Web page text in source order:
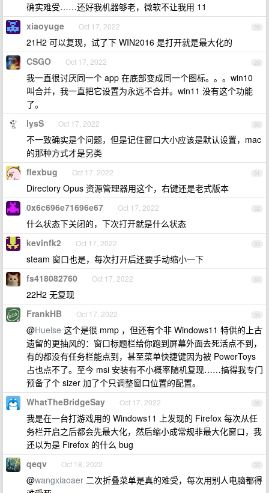
确实难受……还好我机器够老，微软不让我用 11
28
xiaoyuge Oct 17, 2022
21H2 可以复现，试了下 WIN2016 是打开就是最大化的
29
CSGO Oct 17, 2022
我一直很讨厌同一个 app 在底部变成同一个图标。。。win10
叫合并，我一直把它设置为永远不合并。win11 没有这个功能
了。
30
lysS Oct 17, 2022
不一致确实是个问题，但是记住窗口大小应该是默认设置，mac
的那种方式才是另类
31
flexbug Oct 17, 2022
Directory Opus 资源管理器用这个，右键还是老式版本
32
0x6c696e71696e67 Oct 17, 2022
什么状态下关闭的，下次打开就是什么状态
33
kevinfk2 Oct 17, 2022
steam 窗口也是，每次打开后还要手动缩小一下
34
fs418082760 Oct 17, 2022
22H2 无复现
35
FrankHB Oct 17, 2022
@Huelse 这个是很 mmp ，但还有个非 Windows11 特供的上古
遗留的更抽风的：窗口标题栏给你跑到屏幕外面去死活点不到，
有的都没有任务栏能点到，甚至菜单快捷键因为被 PowerToys
占也点不了。至今 msi 安装有不小概率随机复现……搞得我专门
预备了个 sizer 加了个只调整窗口位置的配置。
36
WhatTheBridgeSay Oct 17, 2022
我是在一台打游戏用的 Windows11 上发现的 Firefox 每次从任
务栏开启之后都会先最大化，然后缩小成常规非最大化窗口，我
还以为是 Firefox 的什么 bug
37
qeqv Oct 18, 2022
@wangxiaoaer 二次折叠菜单是真的难受，每次用别人电脑都得